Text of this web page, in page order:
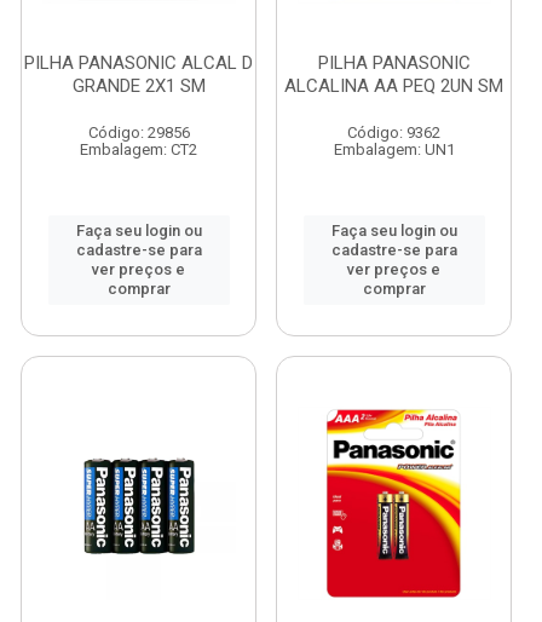
PILHA PANASONIC ALCAL D
GRANDE 2X1 SM
Código: 29856
Embalagem: CT2
Faça seu login ou
cadastre-se para
ver preços e
comprar
PILHA PANASONIC
ALCALINA AA PEQ 2UN SM
Código: 9362
Embalagem: UN1
Faça seu login ou
cadastre-se para
ver preços e
comprar